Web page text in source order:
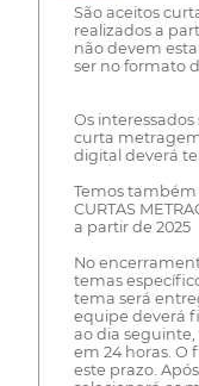
São aceitos
realizados a
não devem
ser no formato
Os
curta
digital deverá
Temos também
CURTAS
a partir de 2025
No
temas
tema será
equipe deverá
ao dia seguinte,
em 24 horas. O
este prazo.